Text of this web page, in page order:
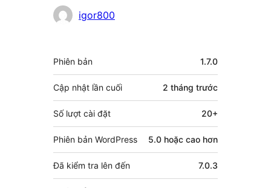
Những
góp
igor800
Meta
Phiên bản 1.7.0
Cập nhật lần cuối 2 tháng trước
Số lượt cài đặt 20+
Phiên bản WordPress 5.0 hoặc cao hơn
Đã kiểm tra lên đến 7.0.3